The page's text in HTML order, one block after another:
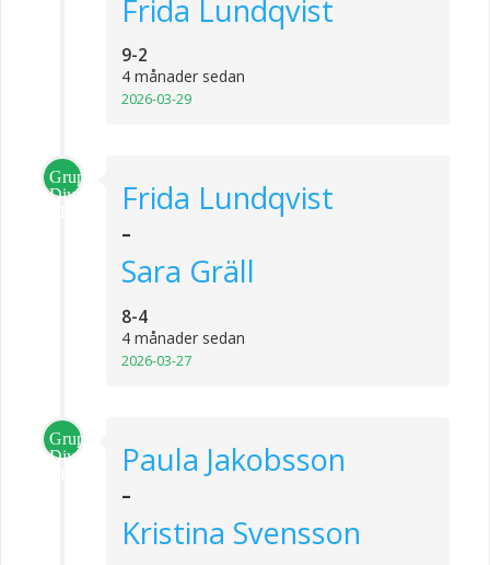
Frida Lundqvist
9-2
4 månader sedan
2026-03-29
Grupp
Division
Frida Lundqvist
-
Sara Gräll
8-4
4 månader sedan
2026-03-27
Grupp
Division
Paula Jakobsson
-
Kristina Svensson